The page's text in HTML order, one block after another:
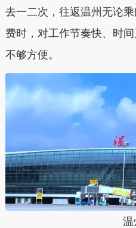
去一二次，往返温州无论
费时，对工作节奏快、时
不够方便。
温